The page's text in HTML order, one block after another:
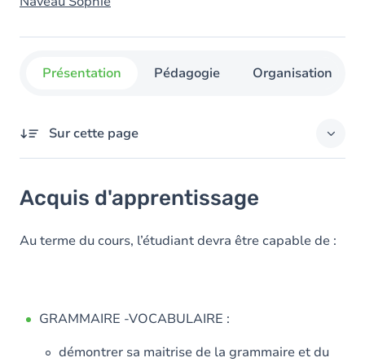
Présentation Pédagogie Organisation
Sur cette page
Objectifs
Contenu
Acquis d'apprentissage
Au terme du cours, l’étudiant devra être capable de :
GRAMMAIRE -VOCABULAIRE :
démontrer sa maitrise de la grammaire et du